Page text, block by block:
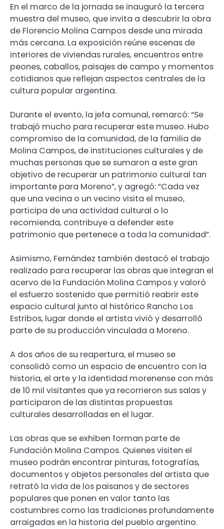
En el marco de la jornada se inauguró la tercera
muestra del museo, que invita a descubrir la obra
de Florencio Molina Campos desde una mirada
más cercana. La exposición reúne escenas de
interiores de viviendas rurales, encuentros entre
peones, caballos, paisajes de campo y momentos
cotidianos que reflejan aspectos centrales de la
cultura popular argentina.
Durante el evento, la jefa comunal, remarcó: “Se
trabajó mucho para recuperar este museo. Hubo
compromiso de la comunidad, de la familia de
Molina Campos, de instituciones culturales y de
muchas personas que se sumaron a este gran
objetivo de recuperar un patrimonio cultural tan
importante para Moreno”, y agregó: “Cada vez
que una vecina o un vecino visita el museo,
participa de una actividad cultural o lo
recomienda, contribuye a defender este
patrimonio que pertenece a toda la comunidad”.
Asimismo, Fernández también destacó el trabajo
realizado para recuperar las obras que integran el
acervo de la Fundación Molina Campos y valoró
el esfuerzo sostenido que permitió reabrir este
espacio cultural junto al histórico Rancho Los
Estribos, lugar donde el artista vivió y desarrolló
parte de su producción vinculada a Moreno.
A dos años de su reapertura, el museo se
consolidó como un espacio de encuentro con la
historia, el arte y la identidad morenense con más
de 10 mil visitantes que ya recorrieron sus salas y
participaron de las distintas propuestas
culturales desarrolladas en el lugar.
Las obras que se exhiben forman parte de
Fundación Molina Campos. Quienes visiten el
museo podrán encontrar pinturas, fotografías,
documentos y objetos personales del artista que
retrató la vida de los paisanos y de sectores
populares que ponen en valor tanto las
costumbres como las tradiciones profundamente
arraigadas en la historia del pueblo argentino.